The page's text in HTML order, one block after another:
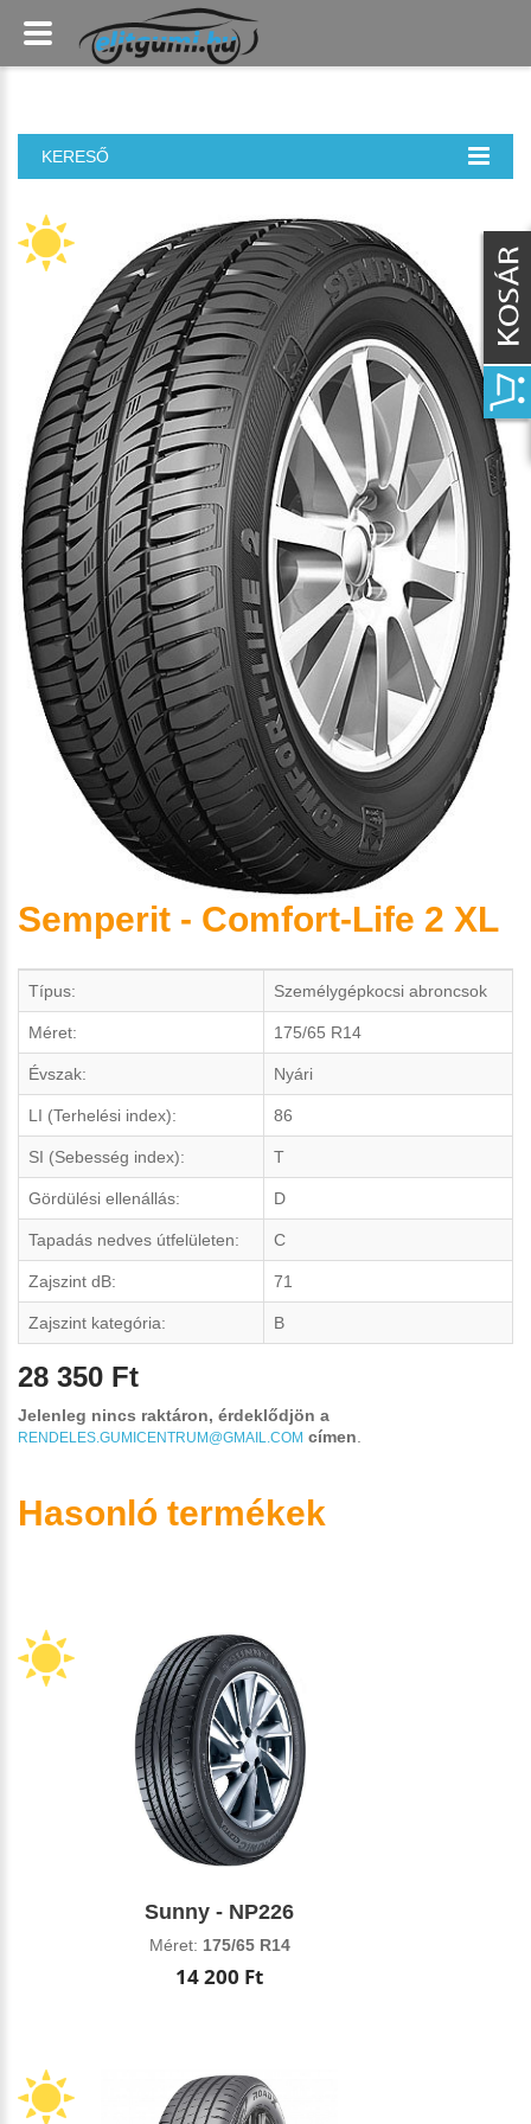
KERESŐ
Semperit - Comfort-Life 2 XL
Típus: Személygépkocsi abroncsok
Méret: 175/65 R14
Évszak: Nyári
LI (Terhelési index): 86
SI (Sebesség index): T
Gördülési ellenállás: D
Tapadás nedves útfelületen: C
Zajszint dB: 71
Zajszint kategória: B
28 350 Ft
Jelenleg nincs raktáron, érdeklődjön a
RENDELES.GUMICENTRUM@GMAIL.COM címen
Hasonló termékek
Sunny - NP226
Méret: 175/65 R14
14 200 Ft